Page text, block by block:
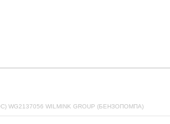
WILMINK GROUP (БЕНЗОПОМПА)